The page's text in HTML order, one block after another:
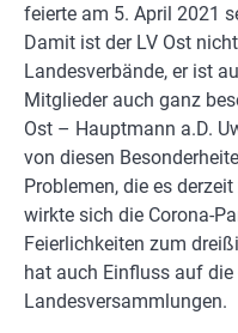
feierte am 5. April 2021
Damit ist der LV Ost
Landesverbände, er ist
Mitglieder auch ganz
Ost – Hauptmann a.D.
von diesen
Problemen, die es
wirkte sich die Corona-
Feierlichkeiten zum
hat auch Einfluss auf die
Landesversammlungen.